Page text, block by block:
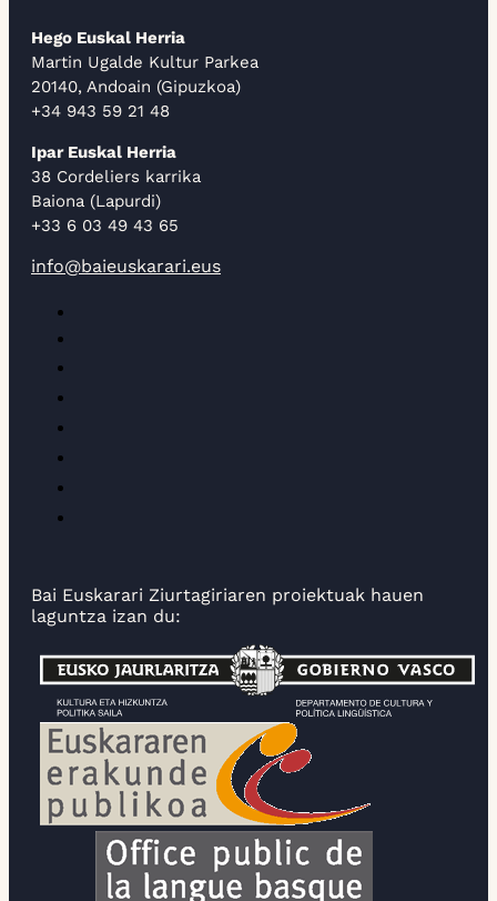
Hego Euskal Herria
Martin Ugalde Kultur Parkea
20140, Andoain (Gipuzkoa)
+34 943 59 21 48
Ipar Euskal Herria
38 Cordeliers karrika
Baiona (Lapurdi)
+33 6 03 49 43 65
info@baieuskarari.eus
Bai Euskarari Ziurtagiriaren proiektuak hauen
laguntza izan du: